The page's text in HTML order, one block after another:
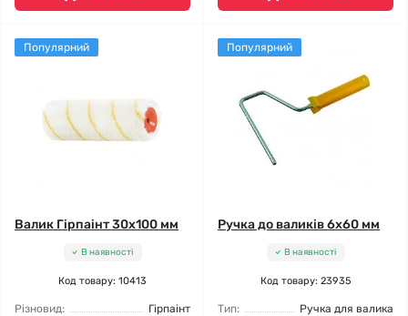
Популярний
Валик Гірпаінт 30x100 мм
В наявності
Код товару: 10413
Різновид:
Гірпаінт
Популярний
Ручка до валиків 6x60 мм
В наявності
Код товару: 23935
Тип:
Ручка для валика